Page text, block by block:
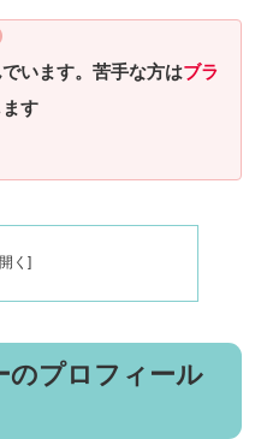
います。苦手な方はブラ
す
のプロフィール